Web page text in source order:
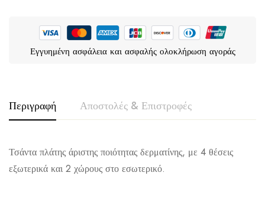
Εγγυημένη ασφάλεια και ασφαλής ολοκλήρωση αγοράς
Περιγραφή Αποστολές & Επιστροφές
Τσάντα πλάτης άριστης ποιότητας δερματίνης, με 4 θέσεις
εξωτερικά και 2 χώρους στο εσωτερικό.